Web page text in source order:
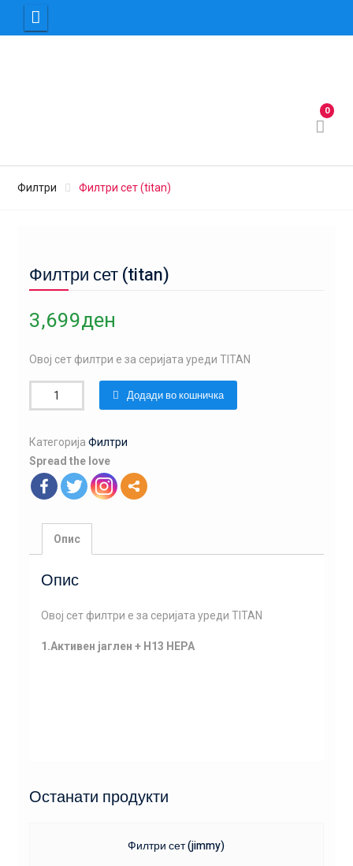
0
Филтри Филтри сет (titan)
Филтри сет (titan)
3,699ден
Овој сет филтри е за серијата уреди TITAN
Количина Додади во кошничка
Категорија Филтри
Spread the love
Опис
Опис
Овој сет филтри е за серијата уреди TITAN
1.Aктивен јаглен + H13 HEPA
Останати продукти
Филтри сет (jimmy)